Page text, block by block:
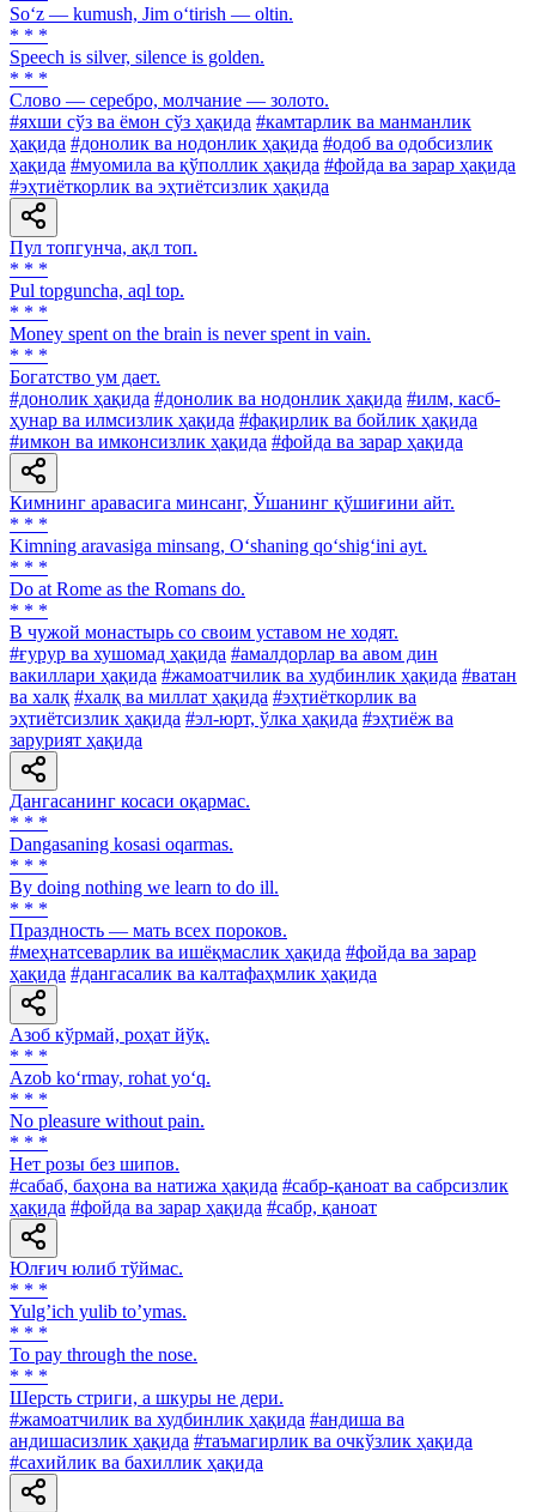
So‘z — kumush, Jim o‘tirish — oltin.
* * *
Speech is silver, silence is golden.
* * *
Слово — серебро, молчание — золото.
#яхши сўз ва ёмон сўз ҳақида #камтарлик ва манманлик
ҳақида #донолик ва нодонлик ҳақида #одоб ва одобсизлик
ҳақида #муомила ва қўполлик ҳақида #фойда ва зарар ҳақида
#эҳтиёткорлик ва эҳтиётсизлик ҳақида
Пул топгунча, ақл топ.
* * *
Pul topguncha, aql top.
* * *
Money spent on the brain is never spent in vain.
* * *
Богатство ум дает.
#донолик ҳақида #донолик ва нодонлик ҳақида #илм, касб-
ҳунар ва илмсизлик ҳақида #фақирлик ва бойлик ҳақида
#имкон ва имконсизлик ҳақида #фойда ва зарар ҳақида
Кимнинг аравасига минсанг, Ўшанинг қўшиғини айт.
* * *
Kimning aravasiga minsang, O‘shaning qo‘shig‘ini ayt.
* * *
Do at Rome as the Romans do.
* * *
В чужой монастырь со своим уставом не ходят.
#ғурур ва хушомад ҳақида #амалдорлар ва авом дин
вакиллари ҳақида #жамоатчилик ва худбинлик ҳақида #ватан
ва халқ #халқ ва миллат ҳақида #эҳтиёткорлик ва
эҳтиётсизлик ҳақида #эл-юрт, ўлка ҳақида #эҳтиёж ва
зарурият ҳақида
Дангасанинг косаси оқармас.
* * *
Dangasaning kosasi oqarmas.
* * *
By doing nothing we learn to do ill.
* * *
Праздность — мать всех пороков.
#меҳнатсеварлик ва ишёқмаслик ҳақида #фойда ва зарар
ҳақида #дангасалик ва калтафаҳмлик ҳақида
Азоб кўрмай, роҳат йўқ.
* * *
Azob ko‘rmay, rohat yo‘q.
* * *
No pleasure without pain.
* * *
Нет розы без шипов.
#сабаб, баҳона ва натижа ҳақида #сабр-қаноат ва сабрсизлик
ҳақида #фойда ва зарар ҳақида #сабр, қаноат
Юлғич юлиб тўймас.
* * *
Yulgʼich yulib toʼymas.
* * *
To pay through the nose.
* * *
Шерсть стриги, а шкуры не дери.
#жамоатчилик ва худбинлик ҳақида #андиша ва
андишасизлик ҳақида #таъмагирлик ва очкўзлик ҳақида
#сахийлик ва бахиллик ҳақида